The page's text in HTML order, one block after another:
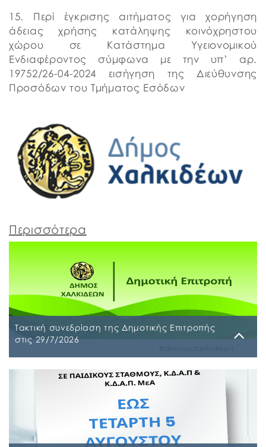
15. Περί έγκρισης αιτήματος για χορήγηση
άδειας χρήσης κατάληψης κοινόχρηστου
χώρου σε Κατάστημα Υγειονομικού
Ενδιαφέροντος σύμφωνα με την υπ’ αρ.
19752/26-04-2024 εισήγηση της Διεύθυνσης
Προσόδων του Τμήματος Εσόδων
Περισσότερα
Τακτική συνεδρίαση της Δημοτικής Επιτροπής
στις 29/7/2026
Τακτική συνεδρίαση της Δημοτικής Επιτροπής θα
διεξαχθεί στο Δημοτικό Κατάστημα επί των οδών
Ληλαντίων και Μεγασθένους 34, την Τετάρτη 29
Ιουλίου 2026 και ώρα 10:00 π.μ., για συζήτηση και
λήψη απόφασης στα παρακάτω θέματα της